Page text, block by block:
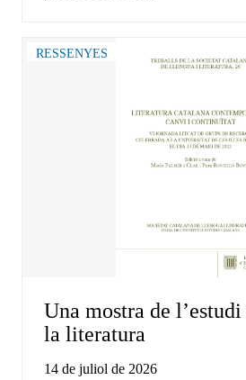
RESSENYES
Una mostra de
la literatura
14 de juliol de 2026